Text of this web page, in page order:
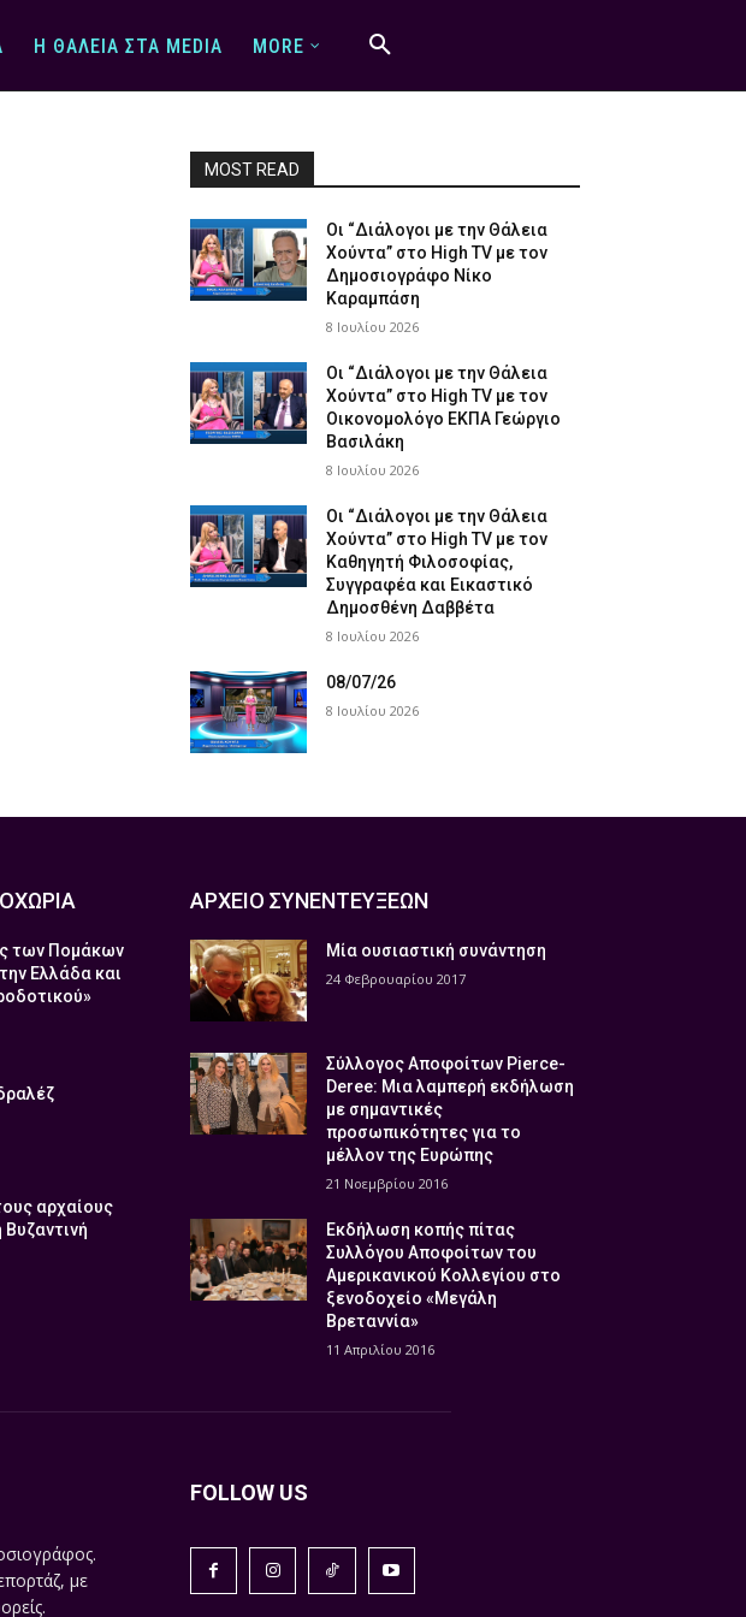
Η ΘΆΛΕΙΑ ΣΤΑ MEDIA MORE
MOST READ
Οι “Διάλογοι με την Θάλεια
Χούντα” στο High TV με τον
Δημοσιογράφο Νίκο
Καραμπάση
8 Ιουλίου 2026
Οι “Διάλογοι με την Θάλεια
Χούντα” στο High TV με τον
Οικονομολόγο ΕΚΠΑ Γεώργιο
Βασιλάκη
8 Ιουλίου 2026
Οι “Διάλογοι με την Θάλεια
Χούντα” στο High TV με τον
Καθηγητή Φιλοσοφίας,
Συγγραφέα και Εικαστικό
Δημοσθένη Δαββέτα
8 Ιουλίου 2026
08/07/26
8 Ιουλίου 2026
των Πομάκων
Ελλάδα και
αρχαίους
Βυζαντινή
ΑΡΧΕΙΟ ΣΥΝΕΝΤΕΥΞΕΩΝ
Μία ουσιαστική συνάντηση
24 Φεβρουαρίου 2017
Σύλλογος Αποφοίτων Pierce-
Deree: Μια λαμπερή εκδήλωση
με σημαντικές
προσωπικότητες για το
μέλλον της Ευρώπης
21 Νοεμβρίου 2016
Εκδήλωση κοπής πίτας
Συλλόγου Αποφοίτων του
Αμερικανικού Κολλεγίου στο
ξενοδοχείο «Μεγάλη
Βρεταννία»
11 Απριλίου 2016
με
FOLLOW US